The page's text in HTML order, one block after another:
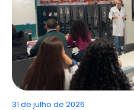
31 de julho de 2026